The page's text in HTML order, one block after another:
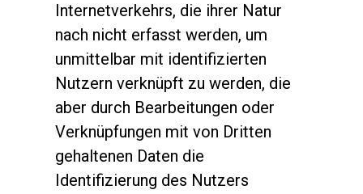
Internetverkehrs, die ihrer Natur
nach nicht erfasst werden, um
unmittelbar mit identifizierten
Nutzern verknüpft zu werden, die
aber durch Bearbeitungen oder
Verknüpfungen mit von Dritten
gehaltenen Daten die
Identifizierung des Nutzers